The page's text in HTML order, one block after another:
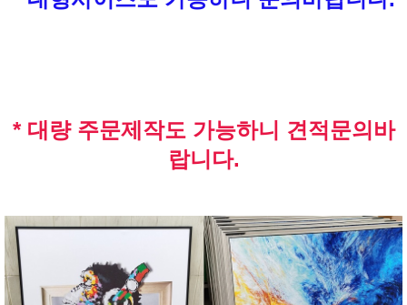
* 대량 주문제작도 가능하니 견적문의바
랍니다.